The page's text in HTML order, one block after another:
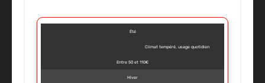
Été
Climat tempéré, usage quotidien
Entre 50 et 110€
Hiver